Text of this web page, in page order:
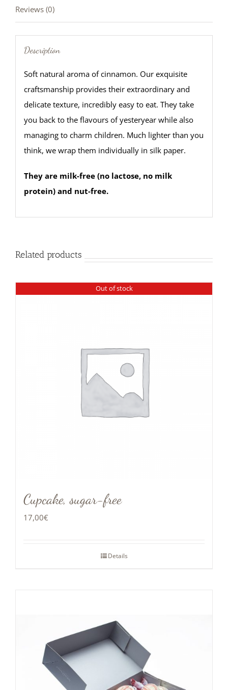
Reviews (0)
Description
Soft natural aroma of cinnamon. Our exquisite
craftsmanship provides their extraordinary and
delicate texture, incredibly easy to eat. They take
you back to the flavours of yesteryear while also
managing to charm children. Much lighter than you
think, we wrap them individually in silk paper.
They are milk-free (no lactose, no milk
protein) and nut-free.
Related products
Out of stock
Cupcake, sugar-free
17,00€
Details